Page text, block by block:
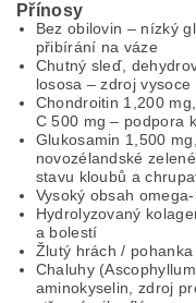
Přínosy
Bez obilovin – nízký
přibírání na váze
Chutný sleď,
lososa – zdroj
Chondroitin 1,200
C 500 mg – podpora
Glukosamin 1,500
novozélandské
stavu kloubů a
Vysoký obsah
Hydrolyzovaný
a bolestí
Žlutý hrách /
Chaluhy
aminokyselin, zdroj